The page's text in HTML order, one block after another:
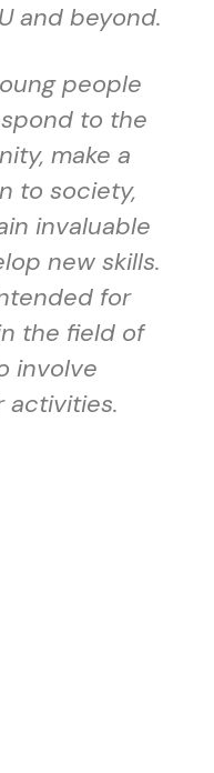
and beyond.
people
to the
make a
to society,
invaluable
new skills.
for
the field of
involve
activities.